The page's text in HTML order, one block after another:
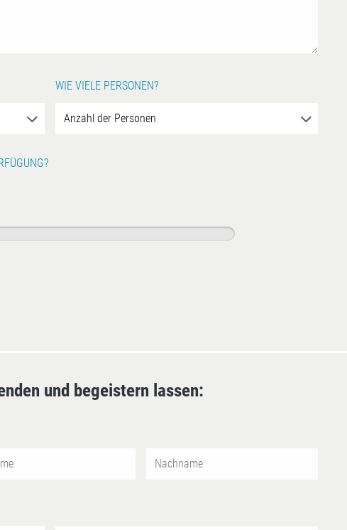
WIE VIELE PERSONEN?
und begeistern lassen: